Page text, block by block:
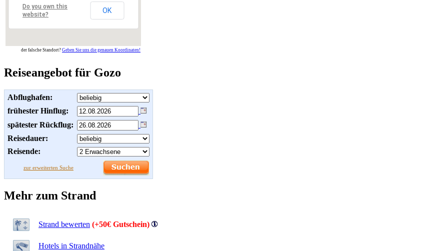
Do you own this
website?
OK
der falsche Standort? Geben Sie uns die genauen Koordinaten!
Reiseangebot für Gozo
Abflughafen:
frühester Hinflug:
spätester Rückflug:
Reisedauer:
Reisende:
zur erweiterten Suche
Mehr zum Strand
Strand bewerten (+50€ Gutschein)
Hotels in Strandnähe